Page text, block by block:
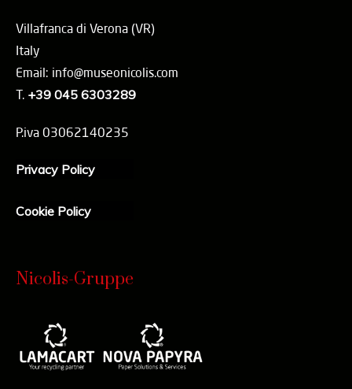
Villafranca di Verona (VR)
Italy
Email: info@museonicolis.com
T. +39 045 6303289
P.iva 03062140235
Privacy Policy
Cookie Policy
Nicolis-Gruppe